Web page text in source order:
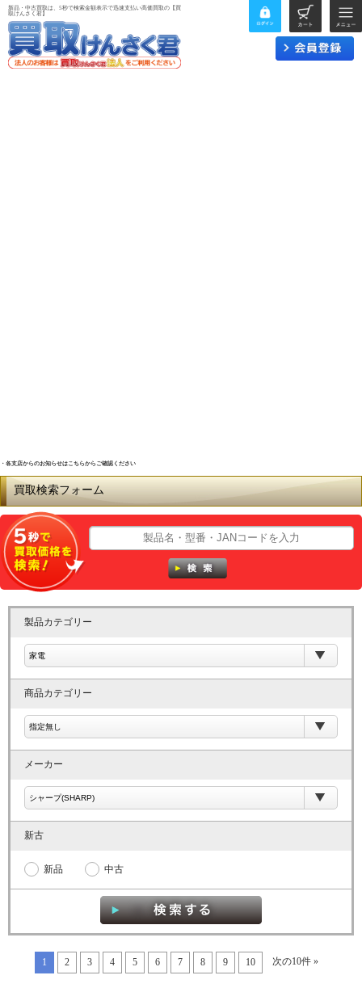
新品・中古買取は、5秒で検索金額表示で迅速支払い高価買取の【買
取けんさく君】
・各支店からのお知らせはこちらからご確認ください
買取検索フォーム
製品カテゴリー
商品カテゴリー
メーカー
新古
新品 中古
1 2 3 4 5 6 7 8 9 10 次の10件 »